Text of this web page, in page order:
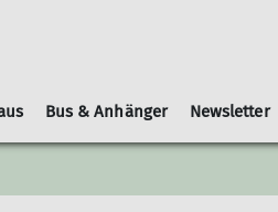
Gruppen
Geschäftsordnung
Schwierigkeitsbewertungen
Kooperationspartner
Bus & Anhänger Newsletter